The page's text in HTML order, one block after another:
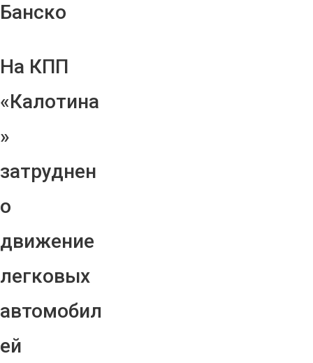
Банско
На КПП
«Калотина
»
затруднен
о
движение
легковых
автомобил
ей